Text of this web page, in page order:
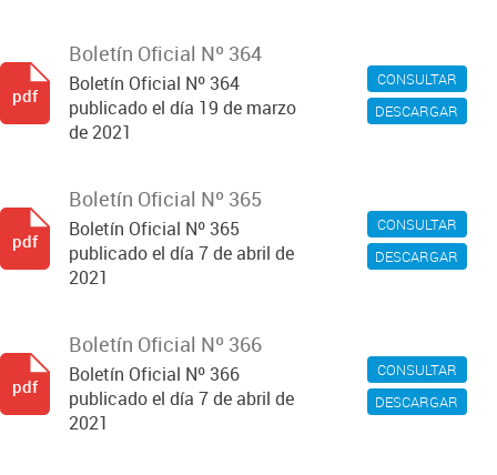
CONSULTAR
DESCARGAR
Boletín Oficial Nº 364
Boletín Oficial Nº 364
publicado el día 19 de marzo
de 2021
pdf
CONSULTAR
DESCARGAR
Boletín Oficial Nº 365
Boletín Oficial Nº 365
publicado el día 7 de abril de
2021
pdf
CONSULTAR
DESCARGAR
Boletín Oficial Nº 366
Boletín Oficial Nº 366
publicado el día 7 de abril de
2021
pdf